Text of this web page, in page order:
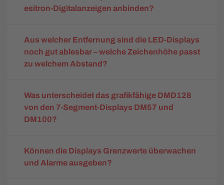
esitron-Digitalanzeigen anbinden?
Aus welcher Entfernung sind die LED-Displays
noch gut ablesbar – welche Zeichenhöhe passt
zu welchem Abstand?
Was unterscheidet das grafikfähige DMD128
von den 7-Segment-Displays DM57 und
DM100?
Können die Displays Grenzwerte überwachen
und Alarme ausgeben?